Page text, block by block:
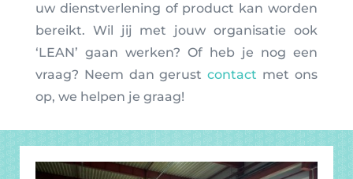
uw dienstverlening of product kan worden
bereikt. Wil jij met jouw organisatie ook
‘LEAN’ gaan werken? Of heb je nog een
vraag? Neem dan gerustcontact met ons
op, we helpen je graag!